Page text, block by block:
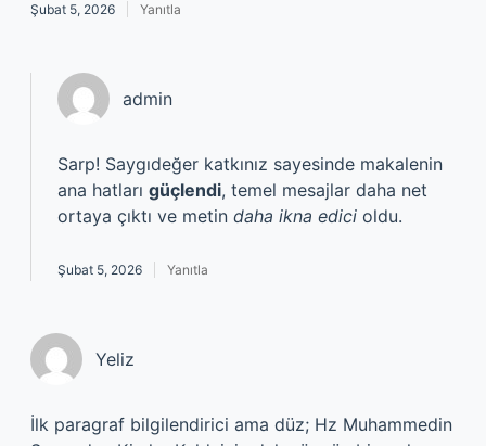
Şubat 5, 2026 Yanıtla
admin
Sarp! Saygıdeğer katkınız sayesinde makalenin
ana hatları güçlendi, temel mesajlar daha net
ortaya çıktı ve metin daha ikna edici oldu.
Şubat 5, 2026 Yanıtla
Yeliz
İlk paragraf bilgilendirici ama düz; Hz Muhammedin